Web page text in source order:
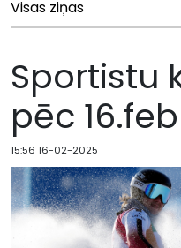
Visas ziņas
Sportistu
pēc
15:56 16-02-2025